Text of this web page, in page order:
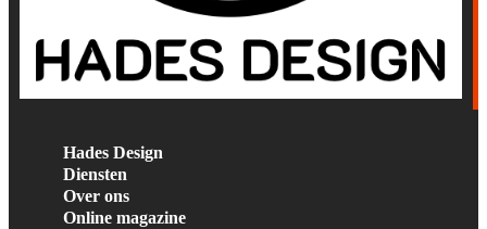
Hades Design
Diensten
Over ons
Online magazine